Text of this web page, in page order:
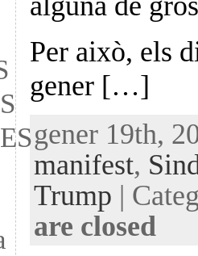
Per això, els
gener […]
gener 19th,
manifest,
Trump |
are closed